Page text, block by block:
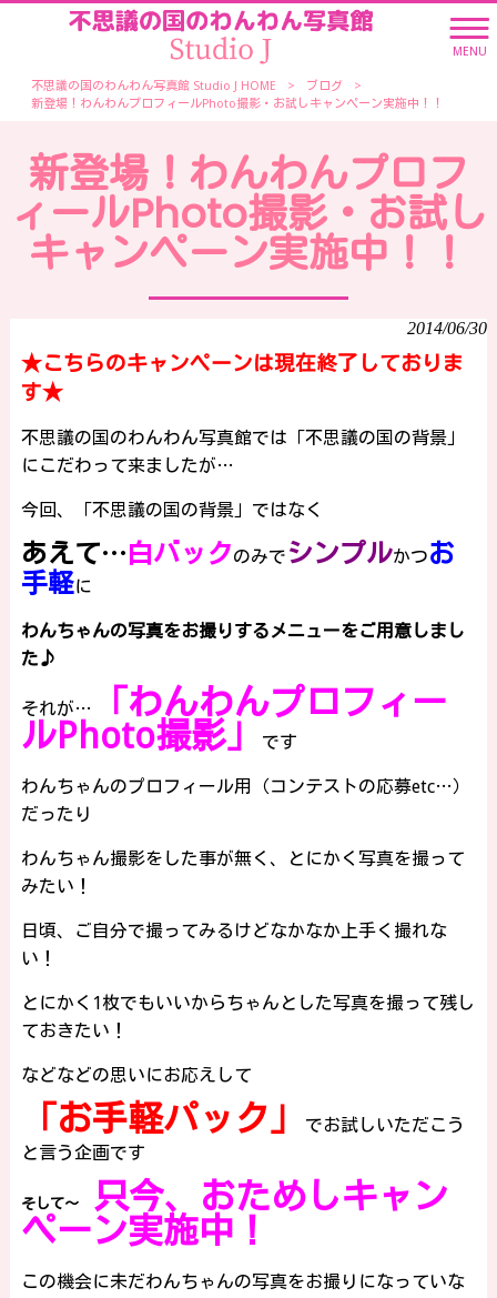
MENU
不思議の国のわんわん写真館 Studio J HOME > ブログ
>
新登場！わんわんプロフィールPhoto撮影・お試しキャンペーン実施中！！
新登場！わんわんプロフ
ィールPhoto撮影・お試し
キャンペーン実施中！！
2014/06/30
★こちらのキャンペーンは現在終了しておりま
す★
不思議の国のわんわん写真館では「不思議の国の背景」
にこだわって来ましたが…
今回、「不思議の国の背景」ではなく
あえて…白バックのみで シンプルかつお
手軽に
わんちゃんの写真をお撮りするメニューをご用意しまし
た♪
それが… 「わんわんプロフィー
ルPhoto撮影」 です
わんちゃんのプロフィール用（コンテストの応募etc…）
だったり
わんちゃん撮影をした事が無く、とにかく写真を撮って
みたい！
日頃、ご自分で撮ってみるけどなかなか上手く撮れな
い！
とにかく1枚でもいいからちゃんとした写真を撮って残し
ておきたい！
などなどの思いにお応えして
「お手軽パック」
でお試しいただこう
と言う企画です
そして～ 只今、おためしキャン
ペーン実施中！
この機会に未だわんちゃんの写真をお撮りになっていな